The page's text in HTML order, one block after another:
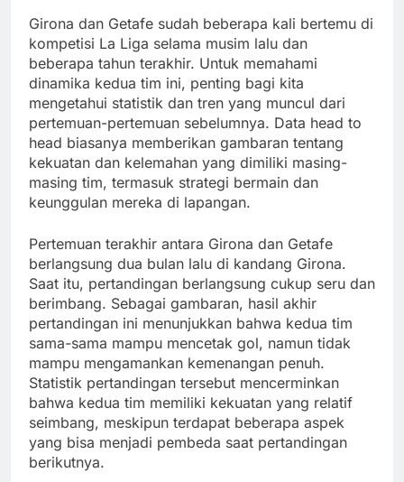
Girona dan Getafe sudah beberapa kali bertemu di
kompetisi La Liga selama musim lalu dan
beberapa tahun terakhir. Untuk memahami
dinamika kedua tim ini, penting bagi kita
mengetahui statistik dan tren yang muncul dari
pertemuan-pertemuan sebelumnya. Data head to
head biasanya memberikan gambaran tentang
kekuatan dan kelemahan yang dimiliki masing-
masing tim, termasuk strategi bermain dan
keunggulan mereka di lapangan.
Pertemuan terakhir antara Girona dan Getafe
berlangsung dua bulan lalu di kandang Girona.
Saat itu, pertandingan berlangsung cukup seru dan
berimbang. Sebagai gambaran, hasil akhir
pertandingan ini menunjukkan bahwa kedua tim
sama-sama mampu mencetak gol, namun tidak
mampu mengamankan kemenangan penuh.
Statistik pertandingan tersebut mencerminkan
bahwa kedua tim memiliki kekuatan yang relatif
seimbang, meskipun terdapat beberapa aspek
yang bisa menjadi pembeda saat pertandingan
berikutnya.